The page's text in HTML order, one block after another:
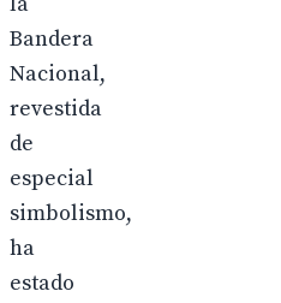
Bandera
Nacional,
revestida
de
especial
simbolismo,
ha
estado